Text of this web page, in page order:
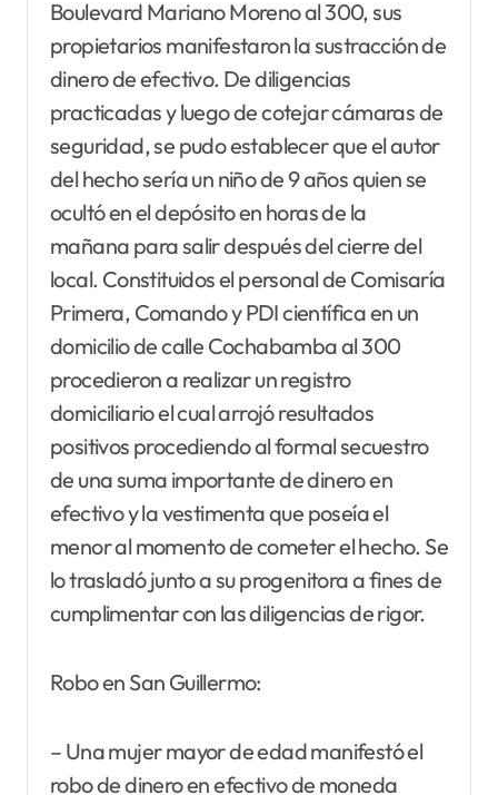
Boulevard Mariano Moreno al 300, sus
propietarios manifestaron la sustracción de
dinero de efectivo. De diligencias
practicadas y luego de cotejar cámaras de
seguridad, se pudo establecer que el autor
del hecho sería un niño de 9 años quien se
ocultó en el depósito en horas de la
mañana para salir después del cierre del
local. Constituidos el personal de Comisaría
Primera, Comando y PDI científica en un
domicilio de calle Cochabamba al 300
procedieron a realizar un registro
domiciliario el cual arrojó resultados
positivos procediendo al formal secuestro
de una suma importante de dinero en
efectivo y la vestimenta que poseía el
menor al momento de cometer el hecho. Se
lo trasladó junto a su progenitora a fines de
cumplimentar con las diligencias de rigor.
Robo en San Guillermo:
– Una mujer mayor de edad manifestó el
robo de dinero en efectivo de moneda